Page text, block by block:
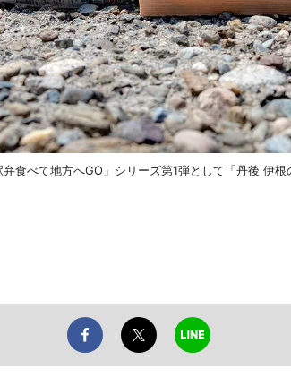
食べて地方へGO」シリーズ第1弾として「丹後 伊根